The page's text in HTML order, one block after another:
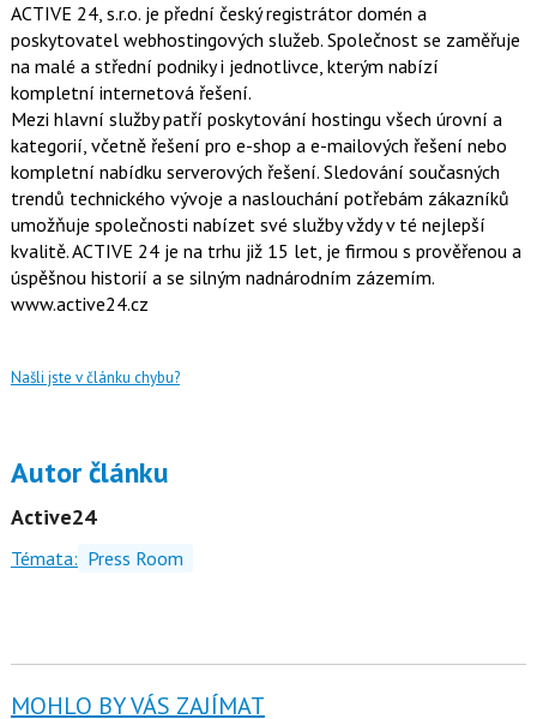
ACTIVE 24, s.r.o. je přední český registrátor domén a
poskytovatel webhostingových služeb. Společnost se zaměřuje
na malé a střední podniky i jednotlivce, kterým nabízí
kompletní internetová řešení.
Mezi hlavní služby patří poskytování hostingu všech úrovní a
kategorií, včetně řešení pro e-shop a e-mailových řešení nebo
kompletní nabídku serverových řešení. Sledování současných
trendů technického vývoje a naslouchání potřebám zákazníků
umožňuje společnosti nabízet své služby vždy v té nejlepší
kvalitě. ACTIVE 24 je na trhu již 15 let, je firmou s prověřenou a
úspěšnou historií a se silným nadnárodním zázemím.
www.active24.cz
Našli jste v článku chybu?
Autor článku
Active24
Témata: Press Room
MOHLO BY VÁS ZAJÍMAT